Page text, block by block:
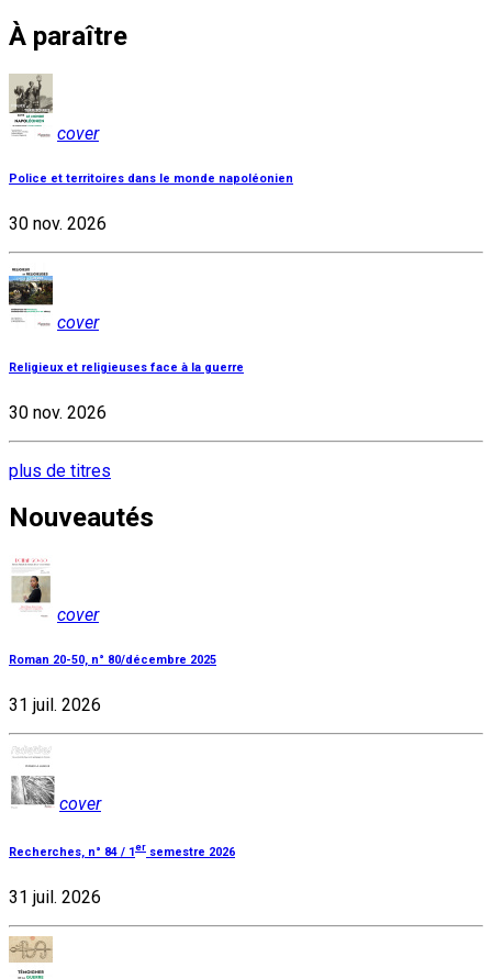
À paraître
cover
Police et territoires dans le monde napoléonien
30 nov. 2026
cover
Religieux et religieuses face à la guerre
30 nov. 2026
plus de titres
Nouveautés
cover
Roman 20-50, n° 80/décembre 2025
31 juil. 2026
cover
Recherches, n° 84 / 1er semestre 2026
31 juil. 2026